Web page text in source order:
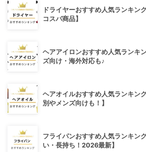
ドライヤーおすすめ人気ランキン
コスパ商品】
ヘアアイロンおすすめ人気ランキ
ズ向け・海外対応も♪
ヘアオイルおすすめ人気ランキン
別やメンズ向けも！】
フライパンおすすめ人気ランキン
い・長持ち！2026最新】